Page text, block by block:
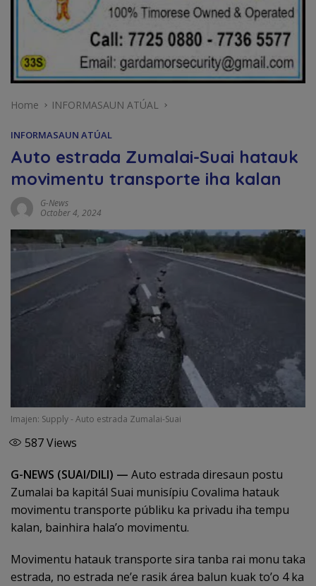
Home INFORMASAUN ATÚAL
INFORMASAUN ATÚAL
Auto estrada Zumalai-Suai hatauk
movimentu transporte iha kalan
G-News
October 4, 2024
Imajen: Supply - Auto estrada Zumalai-Suai
587Views
G-NEWS (SUAI/DILI) — Auto estrada diresaun postu
Zumalai ba kapitál Suai munisípiu Covalima hatauk
movimentu transporte públiku ka privadu iha tempu
kalan, bainhira hala’o movimentu.
Movimentu hatauk transporte sira tanba rai monu taka
estrada, no estrada ne’e rasik área balun kuak to’o 4 ka